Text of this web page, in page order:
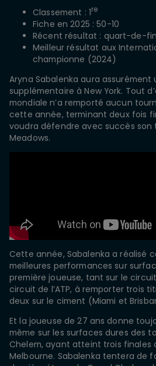
Classement : 1re
Fiche en 2025 : 50-10
Récent résultat : quart-de-
Meilleur résultat aux
championne (2024)
Aryna Sabalenka aura
supplémentaire à New York. Tout
mondiale n’a remporté aucun
cette année, terminant deux fois
voudra défendre avec succès son
Meadows.
Cette année, Sabalenka a réalisé
meilleures performances sur
première joueuse, tant sur le
circuit de l’ATP, à remporter trois
deux sur le ciment (Miami et
Et la joueuse de 27 ans donne
même sur les surfaces dures des
Chelem, ayant atteint trois finales
Melbourne. Sabalenka tentera de